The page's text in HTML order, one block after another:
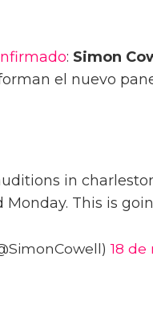
: Simon
el nuevo
in
This is
18 de